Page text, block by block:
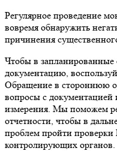
Регулярное проведение
вовремя обнаружить
причинения
Чтобы в запланированные
документацию,
Обращение в стороннюю
вопросы с документацией
измерения. Мы поможем
отчетности, чтобы в
проблем пройти проверки
контролирующих органов.